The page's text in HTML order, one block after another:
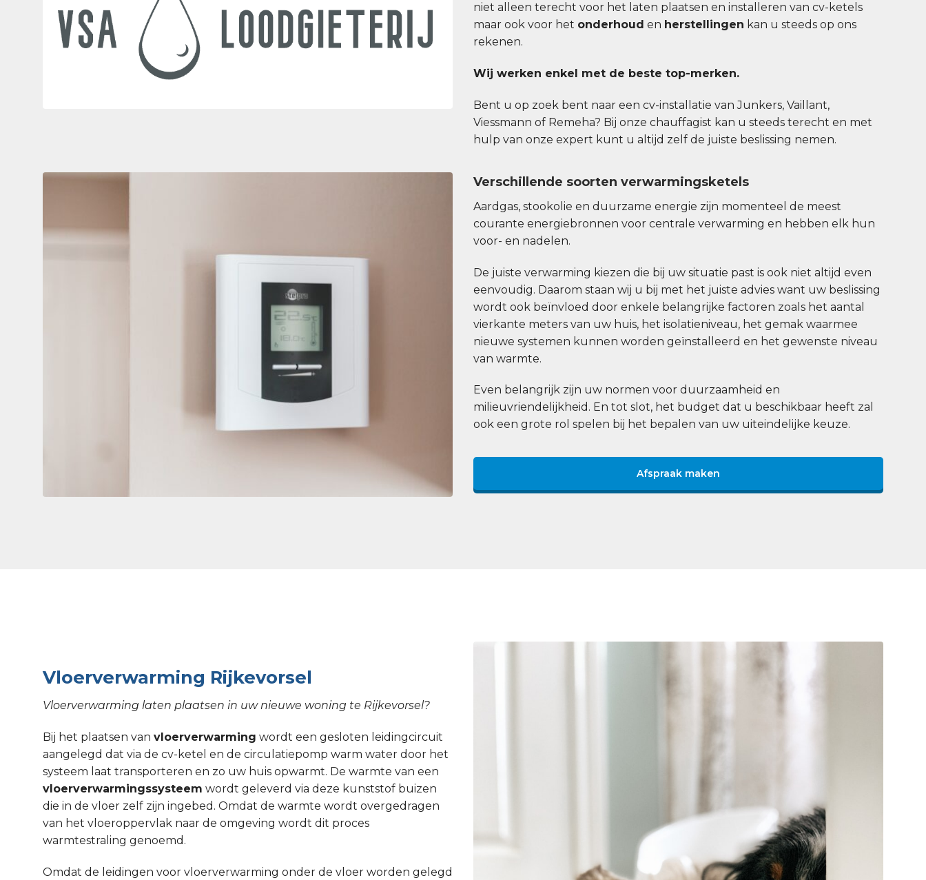
niet alleen terecht voor het laten plaatsen en installeren van cv-ketels
maar ook voor het onderhoud en herstellingen kan u steeds op ons
rekenen.
Wij werken enkel met de beste top-merken.
Bent u op zoek bent naar een cv-installatie van Junkers, Vaillant,
Viessmann of Remeha? Bij onze chauffagist kan u steeds terecht en met
hulp van onze expert kunt u altijd zelf de juiste beslissing nemen.
Verschillende soorten verwarmingsketels
Aardgas, stookolie en duurzame energie zijn momenteel de meest
courante energiebronnen voor centrale verwarming en hebben elk hun
voor- en nadelen.
De juiste verwarming kiezen die bij uw situatie past is ook niet altijd even
eenvoudig. Daarom staan wij u bij met het juiste advies want uw beslissing
wordt ook beïnvloed door enkele belangrijke factoren zoals het aantal
vierkante meters van uw huis, het isolatieniveau, het gemak waarmee
nieuwe systemen kunnen worden geïnstalleerd en het gewenste niveau
van warmte.
Even belangrijk zijn uw normen voor duurzaamheid en
milieuvriendelijkheid. En tot slot, het budget dat u beschikbaar heeft zal
ook een grote rol spelen bij het bepalen van uw uiteindelijke keuze.
Afspraak maken
Vloerverwarming Rijkevorsel
Vloerverwarming laten plaatsen in uw nieuwe woning te Rijkevorsel?
Bij het plaatsen van vloerverwarming wordt een gesloten leidingcircuit
aangelegd dat via de cv-ketel en de circulatiepomp warm water door het
systeem laat transporteren en zo uw huis opwarmt. De warmte van een
vloerverwarmingssysteem wordt geleverd via deze kunststof buizen
die in de vloer zelf zijn ingebed. Omdat de warmte wordt overgedragen
van het vloeroppervlak naar de omgeving wordt dit proces
warmtestraling genoemd.
Omdat de leidingen voor vloerverwarming onder de vloer worden gelegd